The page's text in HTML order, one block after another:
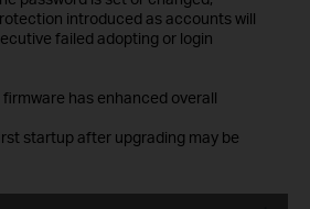
introduced as accounts will
failed adopting or login
firmware has enhanced overall
startup after upgrading may be